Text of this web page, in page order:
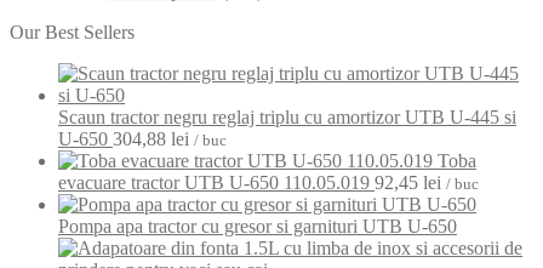
Our Best Sellers
Scaun tractor negru reglaj triplu cu amortizor UTB U-445 si
U-650 304,88 lei / buc
Toba
evacuare tractor UTB U-650 110.05.019 92,45 lei / buc
Pompa apa tractor cu gresor si garnituri UTB U-650